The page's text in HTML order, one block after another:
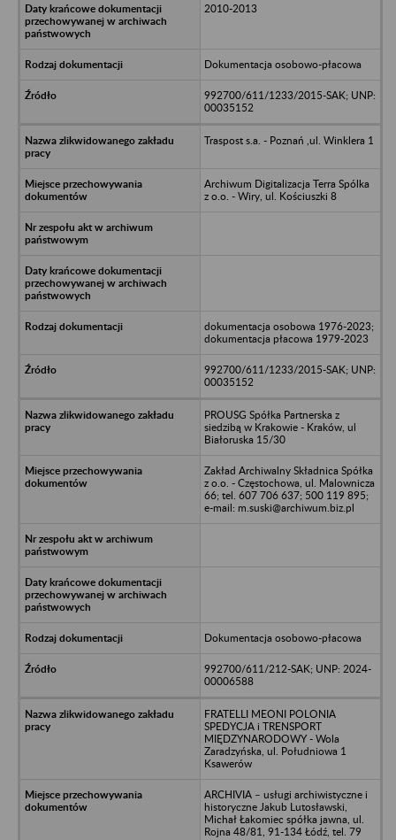
2010-2013
Dokumentacja osobowo-płacowa
992700/611/1233/2015-SAK; UNP:
00035152
Traspost s.a. - Poznań ,ul. Winklera 1
Archiwum Digitalizacja Terra Spólka
z o.o. - Wiry, ul. Kościuszki 8
dokumentacja osobowa 1976-2023;
dokumentacja płacowa 1979-2023
992700/611/1233/2015-SAK; UNP:
00035152
PROUSG Spółka Partnerska z
siedzibą w Krakowie - Kraków, ul
Białoruska 15/30
Zakład Archiwalny Składnica Spółka
z o.o. - Częstochowa, ul. Malownicza
66; tel. 607 706 637; 500 119 895;
e-mail: m.suski@archiwum.biz.pl
Dokumentacja osobowo-płacowa
992700/611/212-SAK; UNP: 2024-
00006588
FRATELLI MEONI POLONIA
SPEDYCJA i TRENSPORT
MIĘDZYNARODOWY - Wola
Zaradzyńska, ul. Południowa 1
Ksawerów
ARCHIVIA – usługi archiwistyczne i
historyczne Jakub Lutosławski,
Michał Łakomiec spółka jawna, ul.
Rojna 48/81, 91-134 Łódź, tel. 79